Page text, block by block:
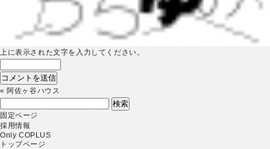
上に表示された文字を入力してください。
« 阿佐ヶ谷ハウス
索:
固定ページ
採用情報
Only COPLUS
トップページ